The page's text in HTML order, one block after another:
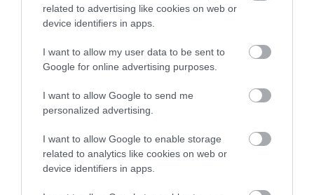
related to advertising like cookies on web or
device identifiers in apps.
I want to allow my user data to be sent to
Google for online advertising purposes.
I want to allow Google to send me
personalized advertising.
I want to allow Google to enable storage
related to analytics like cookies on web or
device identifiers in apps.
03.08.2026
Express